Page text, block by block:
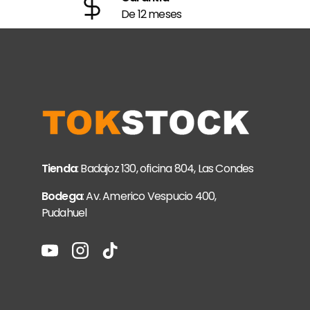
De 12 meses
Tienda: Badajoz 130, oficina 804, Las Condes
Bodega: Av. Americo Vespucio 400,
Pudahuel
YouTubeInstagramTikTok